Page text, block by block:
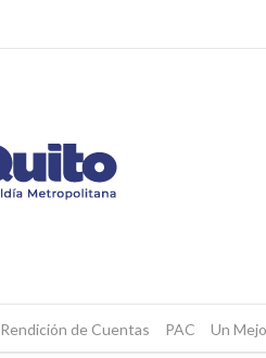
Rendición de Cuentas PAC Un